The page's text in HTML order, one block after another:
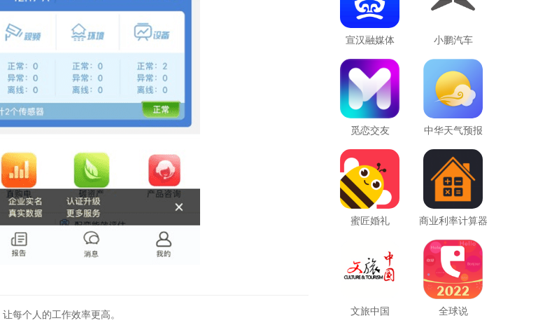
每个人的工作效率更高。
宣汉融媒体 小鹏汽车
觅恋交友 中华天气预报
蜜匠婚礼 商业利率计算器
文旅中国 全球说